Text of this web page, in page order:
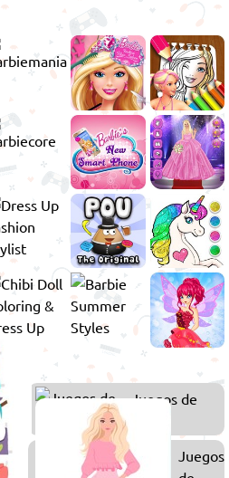
Juegos de
Juegos
Juegos